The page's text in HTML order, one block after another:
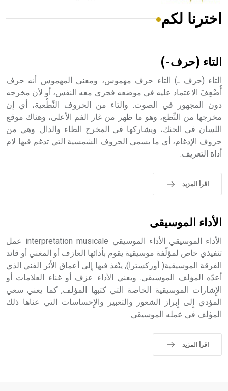
هل تعلم أن الأبسيد كلمة فرنسية اللفظ تم اعتمادها مصطلحاً
- هل تعلم أن أبجر Abgar اسم معروف جيداً يعود إلى عدد من
الملوك الذين حكموا مدينة إديسا (الرها) من أبجر الأول وحتى
التاسع، وهم ينتسبون إلى أسرة أوسروين
اخترنا لكم
التاء (حرف-)
التاء (حرف ـ) التاء حرف مهموس، ومعنى المهموس أنه حرف
أُضْعِفَ الاعتماد عليه في موضعه فجرى معه النفس، أو لأن مخرجه
دون المجهور في الصوت. والتاء من الحروف النِّطْعية، أي إن
مخرجها من النِّطع، وهو ما ظهر من غار الفم الأعلى، وهناك موقع
اللسان في الحنك، ويشاركها في المخرج الطاء والدال. وهي من
حروف الإدغام، أي ما يسمى الحروف الشمسية التي تدغم فيها لام
أداة التعريف.
اقرأ المزيد
الأداء الموسيقى
الأداء الموسيقي الأداء الموسيقي interpretation musicale عمل
تنفيذي خاص لمؤلّفة موسيقية يقوم بأدائها العازف أو المغني أو قائد
الفرقة الموسيقية( أوركسترا), ينْفذ فيها إِلى أعماق الأثر الفني الذي
أعدّه المؤلف الموسيقي. ويعني الأداء عزف أو غناء العلامات أو
الإِشارات الموسيقية الخاصة التي كتبها المؤلف, كما يعني سعي
المؤدي إِلى إِبراز الشعور والتعبير والإِحساسات التي عناها ذلك
المؤلف في عمله الموسيقي.
اقرأ المزيد